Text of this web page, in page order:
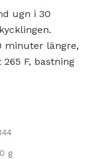
ugn i 30
minuter längre,
F, bastning
g